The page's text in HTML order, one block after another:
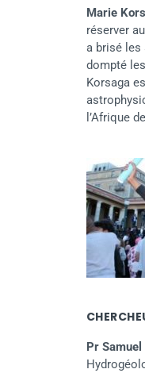
Marie
réserver
a brisé les
dompté
Korsaga
l’Afrique
Pr Samuel